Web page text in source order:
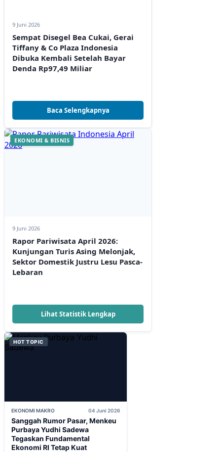
9 Juni 2026
Sempat Disegel Bea Cukai, Gerai
Tiffany & Co Plaza Indonesia
Dibuka Kembali Setelah Bayar
Denda Rp97,49 Miliar
Baca Selengkapnya
EKONOMI & BISNIS
9 Juni 2026
Rapor Pariwisata April 2026:
Kunjungan Turis Asing Melonjak,
Sektor Domestik Justru Lesu Pasca-
Lebaran
Lihat Statistik Lengkap
HOT TOPIC
EKONOMI MAKRO 04 Juni 2026
Sanggah Rumor Pasar, Menkeu
Purbaya Yudhi Sadewa
Tegaskan Fundamental
Ekonomi RI Tetap Kuat